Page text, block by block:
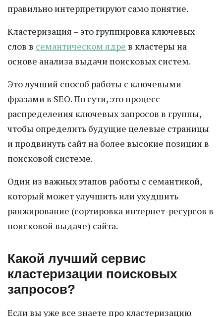
правильно интерпретируют само понятие.
Кластеризация – это группировка ключевых
слов в семантическом ядре в кластеры на
основе анализа выдачи поисковых систем.
Это лучший способ работы с ключевыми
фразами в SEO. По сути, это процесс
распределения ключевых запросов в группы,
чтобы определить будущие целевые страницы
и продвинуть сайт на более высокие позиции в
поисковой системе.
Один из важных этапов работы с семантикой,
который может улучшить или ухудшить
ранжирование (сортировка интернет-ресурсов в
поисковой выдаче) сайта.
Какой лучший сервис
кластеризации поисковых
запросов?
Если вы уже все знаете про кластеризацию